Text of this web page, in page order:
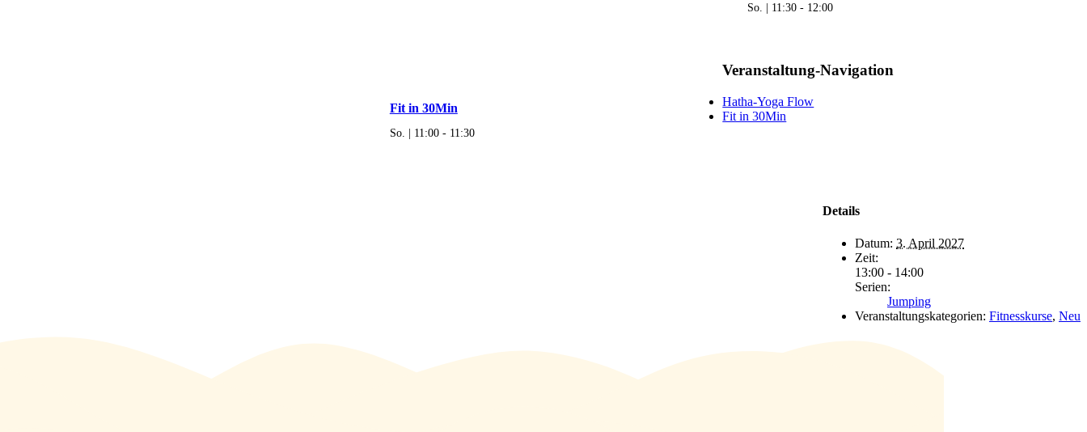
Fit in 30Min
So. | 11:00- 11:30
So. | 11:30 - 12:00
Veranstaltung-Navigation
Hatha-Yoga Flow
Fit in 30Min
Details
Datum: 3. April 2027
Zeit:
13:00 - 14:00
Serien:
Jumping
Veranstaltungskategorien: Fitnesskurse, Neu